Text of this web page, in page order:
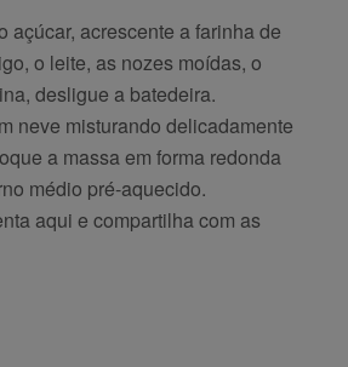
açúcar, acrescente a farinha de
o leite, as nozes moídas, o
desligue a batedeira.
neve misturando delicadamente
a massa em forma redonda
médio pré-aquecido.
aqui e compartilha com as